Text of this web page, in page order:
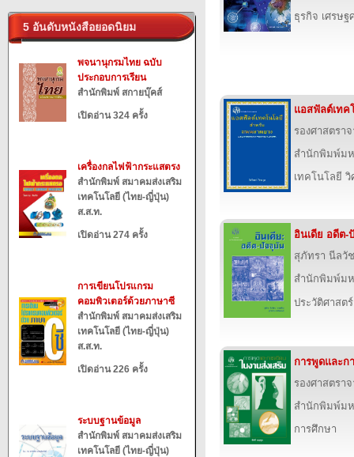
5 อันดับหนังสือยอดนิยม
พจนานุกรมไทย ฉบับ
ประกอบการเรียน
สำนักพิมพ์ สกายบุ๊คส์
เปิดอ่าน 324 ครั้ง
เครื่องกลไฟฟ้ากระแสตรง
สำนักพิมพ์ สมาคมส่งเสริม
เทคโนโลยี (ไทย-ญี่ปุ่น)
ส.ส.ท.
เปิดอ่าน 274 ครั้ง
การเขียนโปรแกรม
คอมพิวเตอร์ด้วยภาษาซี
สำนักพิมพ์ สมาคมส่งเสริม
เทคโนโลยี (ไทย-ญี่ปุ่น)
ส.ส.ท.
เปิดอ่าน 226 ครั้ง
ระบบฐานข้อมูล
สำนักพิมพ์ สมาคมส่งเสริม
เทคโนโลยี (ไทย-ญี่ปุ่น)
ธุรกิจ เศรษฐ
แอสฟัลต์เทค
รองศาสตรา
สำนักพิมพ์มห
เทคโนโลยี
อินเดีย อดีต-
สุภัทรา นีลวั
สำนักพิมพ์มห
ประวัติศาสต
การพูดและก
รองศาสตรา
สำนักพิมพ์มห
การศึกษา